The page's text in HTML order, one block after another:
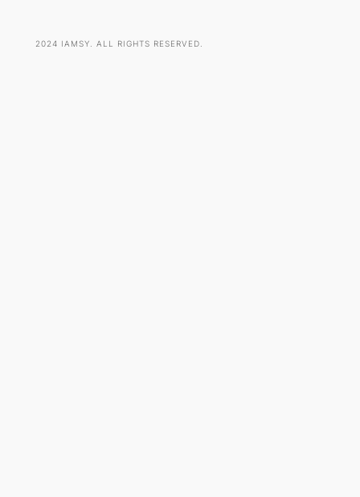
2024 IAMSY. ALL RIGHTS RESERVED.